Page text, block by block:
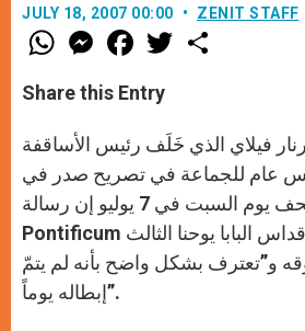
JULY 18, 2007 00:00 ZENIT STAFF
W
h
t
s
p
M
e
s
e
e
r
F
a
e
b
k
w
r
Share this Entry
فيلاي الذي خَلَف رئيس الأساقفة
عام للجماعة في تصريح صدر في
الصحف يوم السبت في 7 يوليو إن رسالة “”Summorum
Pontificum تعيد إلى كتاب قداس البابا يوحنا الثالث
و”تعترف بشكل واضح بأنه لم يتمّ
إبطاله يوماً”.